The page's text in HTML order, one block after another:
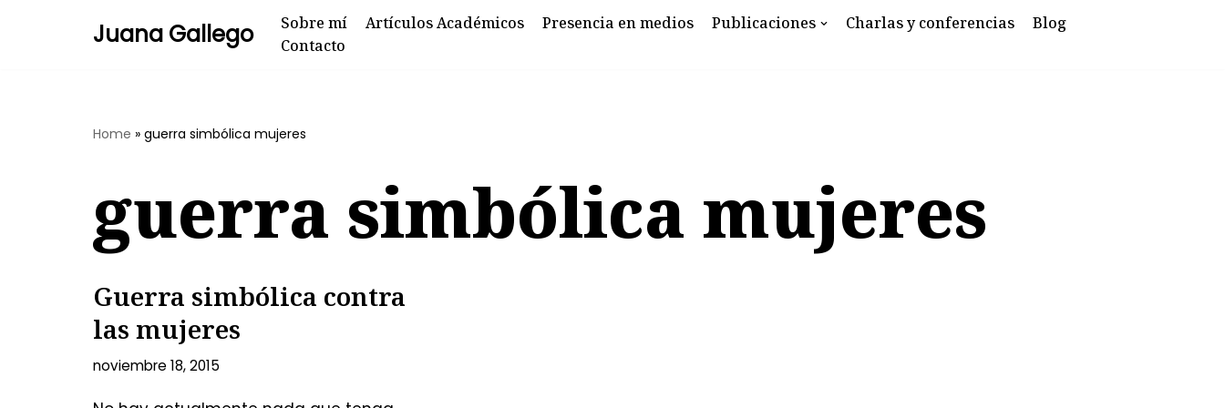
Juana Gallego Sobre mí Artículos Académicos Presencia en medios Publicaciones Charlas y conferencias
Blog
Contacto
Home » guerra simbólica mujeres
guerra simbólica mujeres
Guerra simbólica contra
las mujeres
noviembre 18, 2015